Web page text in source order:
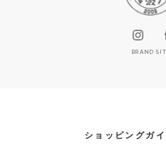
BRAND
ショッピングガイ